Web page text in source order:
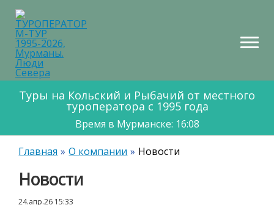
КАРТА
МАРШРУТОВ
Туры на Кольский и Рыбачий от местного
туроператора с 1995 года
Время в Мурманске: 16:08
Главная О компании Новости
Новости
24.апр.26 15:33